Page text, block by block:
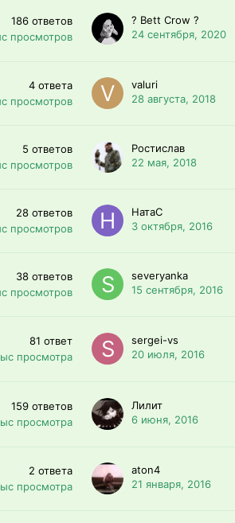
186 ответов
просмотров
? Bett Crow ?
24 сентября, 2020
4 ответа
просмотров
valuri
28 августа, 2018
5 ответов
просмотров
Ростислав
22 мая, 2018
28 ответов
просмотров
НатаС
3 октября, 2016
38 ответов
просмотров
severyanka
15 сентября, 2016
81 ответ
просмотра
sergei-vs
20 июля, 2016
159 ответов
просмотра
Лилит
6 июня, 2016
2 ответа
просмотра
aton4
21 января, 2016